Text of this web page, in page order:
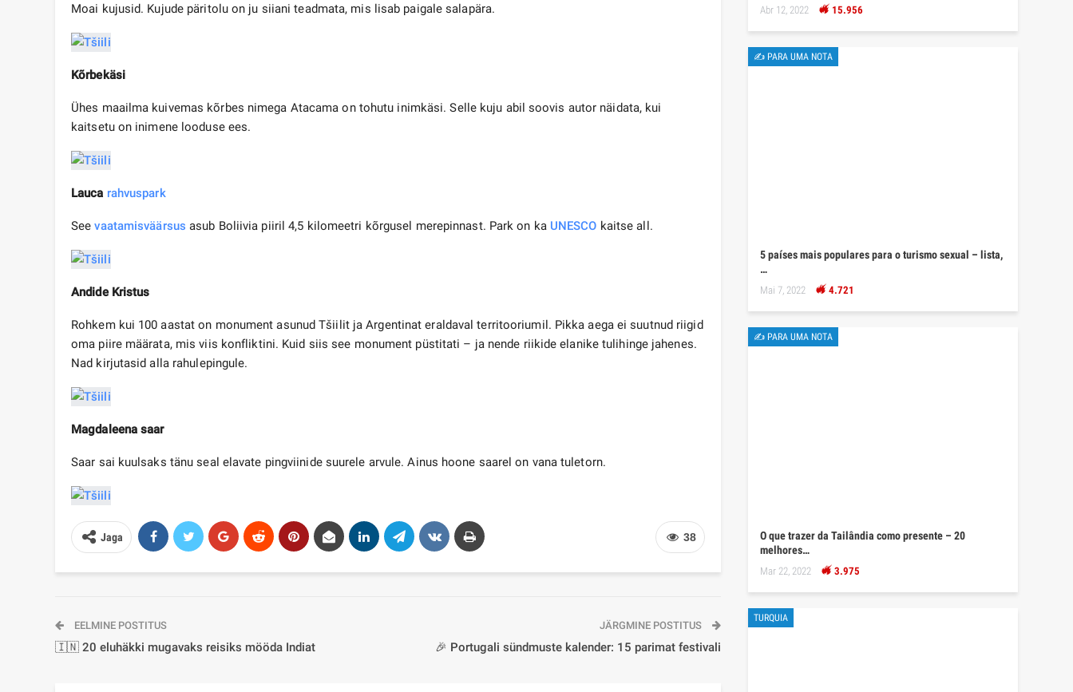
Moai kujusid. Kujude päritolu on ju siiani teadmata, mis lisab paigale salapära.
Kõrbekäsi
Ühes maailma kuivemas kõrbes nimega Atacama on tohutu inimkäsi. Selle kuju abil soovis autor näidata, kui
kaitsetu on inimene looduse ees.
Lauca rahvuspark
Seevaatamisväärsus asub Boliivia piiril 4,5 kilomeetri kõrgusel merepinnast. Park on ka UNESCO kaitse all.
Andide Kristus
Rohkem kui 100 aastat on monument asunud Tšiilit ja Argentinat eraldaval territooriumil. Pikka aega ei suutnud riigid
oma piire määrata, mis viis konfliktini. Kuid siis see monument püstitati – ja nende riikide elanike tulihinge jahenes.
Nad kirjutasid alla rahulepingule.
Magdaleena saar
Saar sai kuulsaks tänu seal elavate pingviinide suurele arvule. Ainus hoone saarel on vana tuletorn.
38
Jaga
EELMINE POSTITUS
🇮🇳 20 eluhäkki mugavaks reisiks mööda Indiat
JÄRGMINE POSTITUS
🎉 Portugali sündmuste kalender: 15 parimat festivali
Abr 12, 2022 15.956
✍ PARA UMA NOTA
5 países mais populares para o turismo sexual – lista,
…
Mai 7, 2022 4.721
✍ PARA UMA NOTA
O que trazer da Tailândia como presente – 20
melhores…
Mar 22, 2022 3.975
TURQUIA